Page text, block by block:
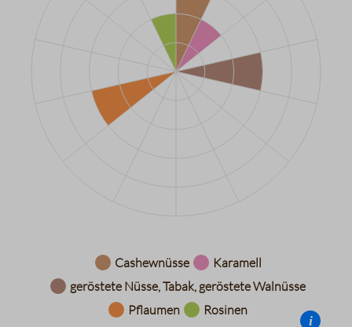
Datentabelle für das Diagramm: Aromarad
Cashewnüsse
Karamell
geröstete Nüsse, Tabak, geröstete Walnüsse
Pflaumen
Rosinen
i